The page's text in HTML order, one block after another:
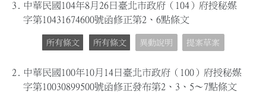
3. 中華民國104年8月26日臺北市政府（104）府授秘媒
字第10431674600號函修正第2、6點條文
所有條文 所有條文 異動說明 提案草案
2.
中華民國100年10月14日臺北市政府（100）府授秘媒
字第10030899500號函修正發布第2、3、5～7點條文